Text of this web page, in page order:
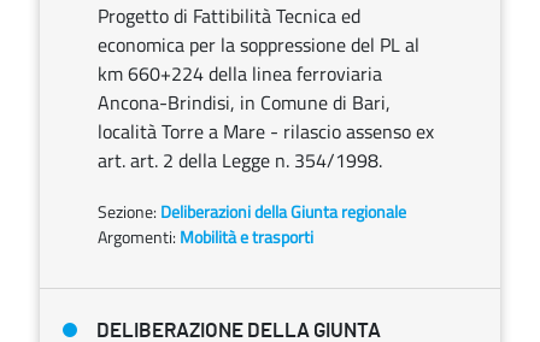
Progetto di Fattibilità Tecnica ed
economica per la soppressione del PL al
km 660+224 della linea ferroviaria
Ancona-Brindisi, in Comune di Bari,
località Torre a Mare - rilascio assenso ex
art. art. 2 della Legge n. 354/1998.
Sezione: Deliberazioni della Giunta regionale
Argomenti: Mobilità e trasporti
DELIBERAZIONE DELLA GIUNTA